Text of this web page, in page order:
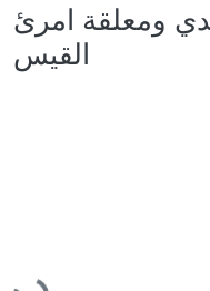
ومعلقة امرئ
القيس
Loading...